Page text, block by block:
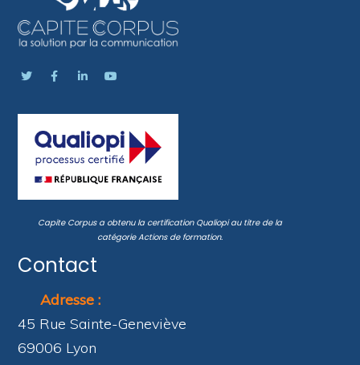
Capite Corpus a obtenu la certification Qualiopiau titre de la
catégorieActions de formation.
Contact
Adresse :
45 Rue Sainte-Geneviève
69006 Lyon